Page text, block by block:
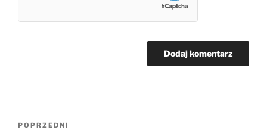
Nawigacja
Poprzedni
POPRZEDNI